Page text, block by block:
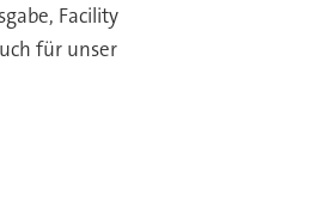
Facility
für unser